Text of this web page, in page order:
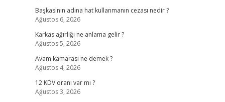
Başkasının adına hat kullanmanın cezası nedir ?
Ağustos 6, 2026
Karkas ağırlığı ne anlama gelir ?
Ağustos 5, 2026
Avam kamarası ne demek ?
Ağustos 4, 2026
12 KDV oranı var mı ?
Ağustos 3, 2026